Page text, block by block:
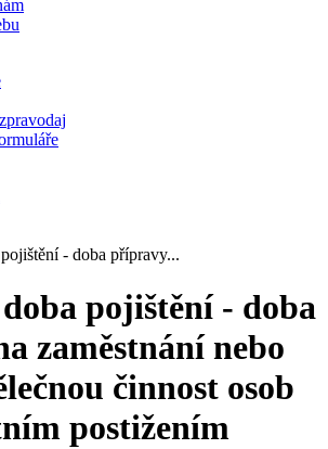
- doba přípravy...
pojištění - doba
zaměstnání nebo
činnost osob
postižením